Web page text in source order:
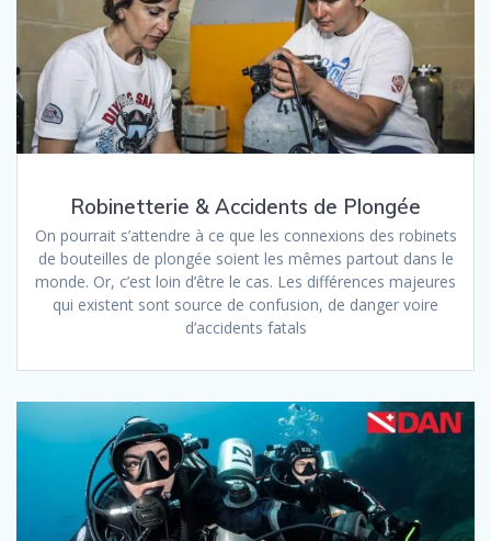
Robinetterie & Accidents de Plongée
On pourrait s’attendre à ce que les connexions des robinets
de bouteilles de plongée soient les mêmes partout dans le
monde. Or, c’est loin d’être le cas. Les différences majeures
qui existent sont source de confusion, de danger voire
d’accidents fatals